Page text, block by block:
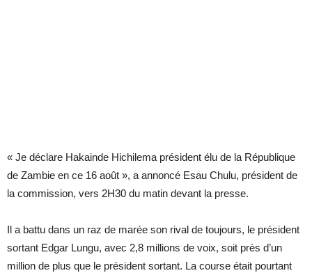
« Je déclare Hakainde Hichilema président élu de la République
de Zambie en ce 16 août », a annoncé Esau Chulu, président de
la commission, vers 2H30 du matin devant la presse.
Il a battu dans un raz de marée son rival de toujours, le président
sortant Edgar Lungu, avec 2,8 millions de voix, soit près d’un
million de plus que le président sortant. La course était pourtant